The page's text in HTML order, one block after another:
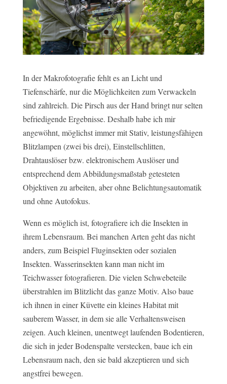
In der Makrofotografie fehlt es an Licht und
Tiefenschärfe, nur die Möglichkeiten zum Verwackeln
sind zahlreich. Die Pirsch aus der Hand bringt nur selten
befriedigende Ergebnisse. Deshalb habe ich mir
angewöhnt, möglichst immer mit Stativ, leistungsfähigen
Blitzlampen (zwei bis drei), Einstellschlitten,
Drahtauslöser bzw. elektronischem Auslöser und
entsprechend dem Abbildungsmaßstab getesteten
Objektiven zu arbeiten, aber ohne Belichtungsautomatik
und ohne Autofokus.
Wenn es möglich ist, fotografiere ich die Insekten in
ihrem Lebensraum. Bei manchen Arten geht das nicht
anders, zum Beispiel Fluginsekten oder sozialen
Insekten. Wasserinsekten kann man nicht im
Teichwasser fotografieren. Die vielen Schwebeteile
überstrahlen im Blitzlicht das ganze Motiv. Also baue
ich ihnen in einer Küvette ein kleines Habitat mit
sauberem Wasser, in dem sie alle Verhaltensweisen
zeigen. Auch kleinen, unentwegt laufenden Bodentieren,
die sich in jeder Bodenspalte verstecken, baue ich ein
Lebensraum nach, den sie bald akzeptieren und sich
angstfrei bewegen.